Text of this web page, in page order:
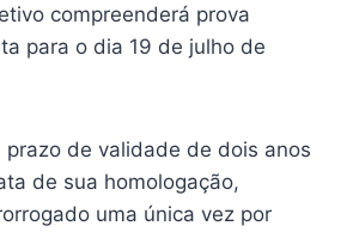
compreenderá prova
para o dia 19 de julho de
prazo de validade de dois anos
de sua homologação,
uma única vez por